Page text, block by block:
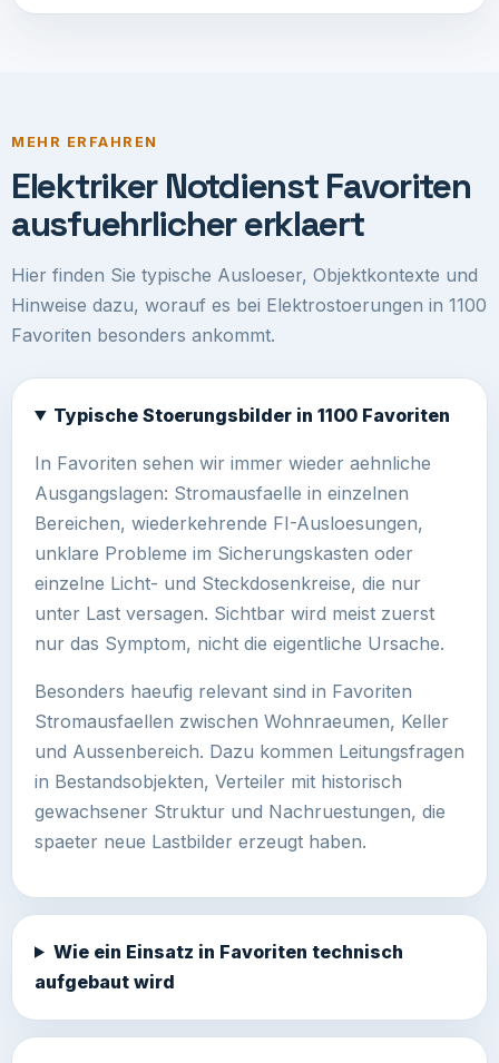
MEHR ERFAHREN
Elektriker Notdienst Favoriten
ausfuehrlicher erklaert
Hier finden Sie typische Ausloeser, Objektkontexte und
Hinweise dazu, worauf es bei Elektrostoerungen in 1100
Favoriten besonders ankommt.
Typische Stoerungsbilder in 1100 Favoriten
In Favoriten sehen wir immer wieder aehnliche
Ausgangslagen: Stromausfaelle in einzelnen
Bereichen, wiederkehrende FI-Ausloesungen,
unklare Probleme im Sicherungskasten oder
einzelne Licht- und Steckdosenkreise, die nur
unter Last versagen. Sichtbar wird meist zuerst
nur das Symptom, nicht die eigentliche Ursache.
Besonders haeufig relevant sind in Favoriten
Stromausfaellen zwischen Wohnraeumen, Keller
und Aussenbereich. Dazu kommen Leitungsfragen
in Bestandsobjekten, Verteiler mit historisch
gewachsener Struktur und Nachruestungen, die
spaeter neue Lastbilder erzeugt haben.
Wie ein Einsatz in Favoriten technisch
aufgebaut wird